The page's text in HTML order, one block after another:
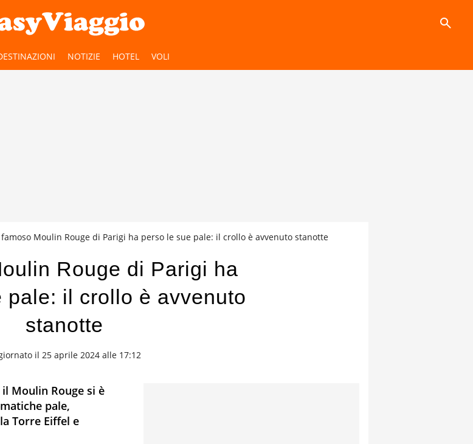
search
NOTIZIE HOTEL VOLI
Moulin Rouge di Parigi ha perso le sue pale: il crollo è avvenuto stanotte
Rouge di Parigi ha
pale: il crollo è avvenuto
stanotte
il 25 aprile 2024 alle 17:12
Moulin Rouge si è
pale,
Torre Eiffel e